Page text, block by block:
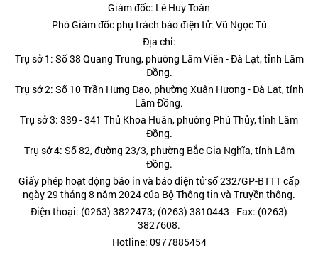
Giám đốc: Lê Huy Toàn
Phó Giám đốc phụ trách báo điện tử: Vũ Ngọc Tú
Địa chỉ:
Trụ sở 1: Số 38 Quang Trung, phường Lâm Viên - Đà Lạt, tỉnh Lâm
Đồng.
Trụ sở 2: Số 10 Trần Hưng Đạo, phường Xuân Hương - Đà Lạt, tỉnh
Lâm Đồng.
Trụ sở 3: 339 - 341 Thủ Khoa Huân, phường Phú Thủy, tỉnh Lâm
Đồng.
Trụ sở 4: Số 82, đường 23/3, phường Bắc Gia Nghĩa, tỉnh Lâm
Đồng.
Giấy phép hoạt động báo in và báo điện tử số 232/GP-BTTT cấp
ngày 29 tháng 8 năm 2024 của Bộ Thông tin và Truyền thông.
Điện thoại: (0263) 3822473; (0263) 3810443 - Fax: (0263)
3827608.
Hotline: 0977885454